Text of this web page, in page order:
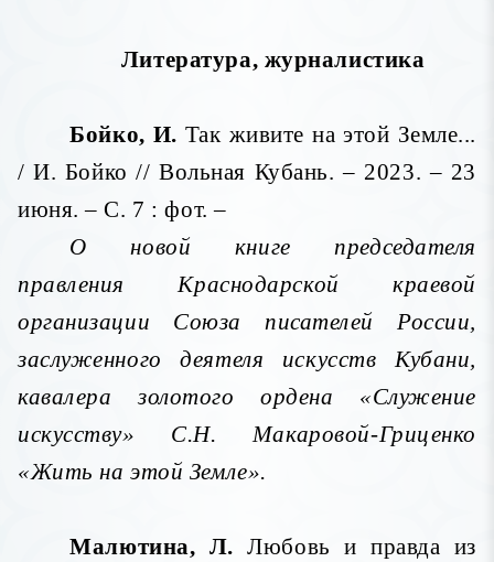
Литература, журналистика
Бойко, И. Так живите на этой Земле...
/ И. Бойко // Вольная Кубань. – 2023. – 23
июня. – С. 7 : фот. –
О новой книге председателя
правления Краснодарской краевой
организации Союза писателей России,
заслуженного деятеля искусств Кубани,
кавалера золотого ордена «Служение
искусству» С.Н. Макаровой-Гриценко
«Жить на этой Земле».
Малютина, Л.Любовь и правда из